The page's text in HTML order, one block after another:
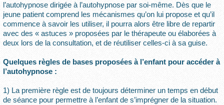
l’autohypnose dirigée à l’autohypnose par soi-même. Dès que le
jeune patient comprend les mécanismes qu’on lui propose et qu’il
commence à savoir les utiliser, il pourra alors être libre de repartir
avec des « astuces » proposées par le thérapeute ou élaborées à
deux lors de la consultation, et de réutiliser celles-ci à sa guise.
Quelques règles de bases proposées à l’enfant pour accéder à
l’autohypnose :
1) La première règle est de toujours déterminer un temps en début
de séance pour permettre à l’enfant de s’imprégner de la situation.